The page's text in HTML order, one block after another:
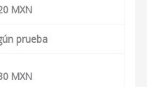
MXN
prueba
MXN